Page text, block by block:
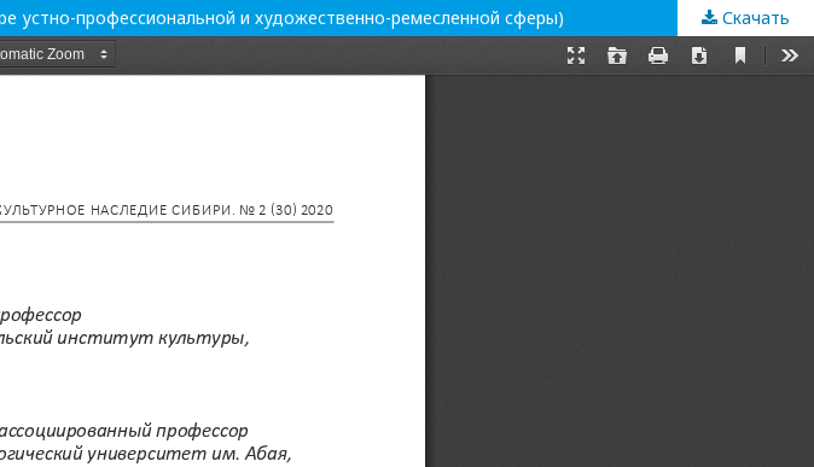
профессиональной и художественно-ремесленной сферы) Скачать